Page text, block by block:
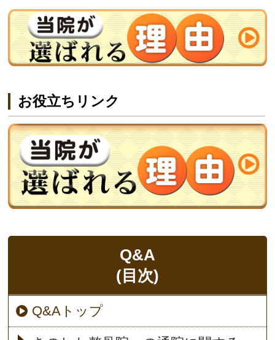
Q&A
(目次)
Q&Aトップ
お役立ちリンク